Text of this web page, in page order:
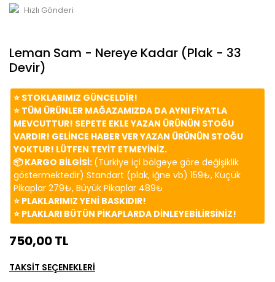
Hızlı Gönderi
Leman Sam - Nereye Kadar (Plak - 33
Devir)
⭐️ STOKLARIMIZ GÜNCELDİR!
⭐️ TÜM ÜRÜNLER MAĞAZAMIZDA DA AYNI FİYATLA
MEVCUTTUR! SEPETE EKLE YAZAN ÜRÜNÜN STOĞU
VARDIR! GELİNCE HABER VER YAZAN ÜRÜNÜN STOĞU
YOKTUR! LÜTFEN TEYİT ETMEYİNİZ.
📦 KARGO BİLGİSİ: (Türkiye içi bölgeye göre değişiklik
göstermektedir) Standart (plak, iğne vb) 159₺, Küçük
Pikaplar 279₺, Büyük Pikaplar 489₺
⭐️ PLAKLARIMIZ YENİ BASKIDIR!
⭐️ PLAKLARI BÜTÜN PİKAPLARDA DİNLEYEBİLİRSİNİZ!
750,00 TL
TAKSİT SEÇENEKLERİ